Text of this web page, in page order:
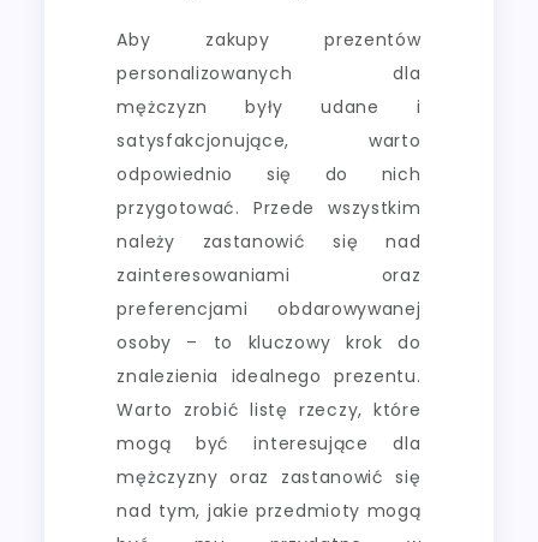
Aby zakupy prezentów
personalizowanych dla
mężczyzn były udane i
satysfakcjonujące, warto
odpowiednio się do nich
przygotować. Przede wszystkim
należy zastanowić się nad
zainteresowaniami oraz
preferencjami obdarowywanej
osoby – to kluczowy krok do
znalezienia idealnego prezentu.
Warto zrobić listę rzeczy, które
mogą być interesujące dla
mężczyzny oraz zastanowić się
nad tym, jakie przedmioty mogą